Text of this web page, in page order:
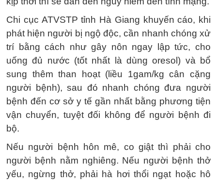
Chi cục ATVSTP tỉnh Hà Giang khuyến cáo, khi
phát hiện người bị ngộ độc, cần nhanh chóng xử
trí bằng cách như gây nôn ngay lập tức, cho
uống đủ nước (tốt nhất là dùng oresol) và bổ
sung thêm than hoạt (liều 1gam/kg cân cặng
người bệnh), sau đó nhanh chóng đưa người
bệnh đến cơ sở y tế gần nhất bằng phương tiện
vận chuyển, tuyệt đối không để người bệnh đi
bộ.
Nếu người bệnh hôn mê, co giật thì phải cho
người bệnh nằm nghiêng. Nếu người bệnh thở
yếu, ngừng thở, phải hà hơi thổi ngạt hoặc hô